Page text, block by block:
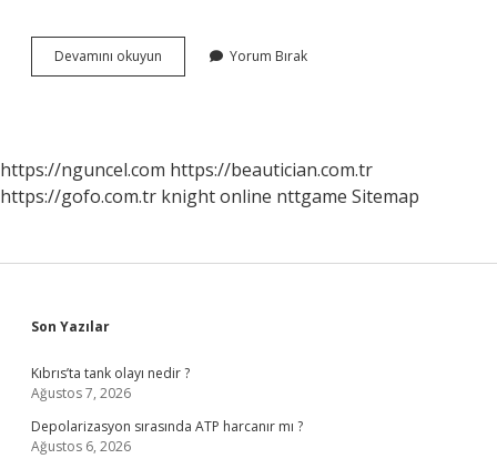
Devamını okuyun
Antrenmanı
Yorum Bırak
https://nguncel.com https://beautician.com.tr
https://gofo.com.tr knight online nttgame Sitemap
Sidebar
Son Yazılar
Kıbrıs’ta tank olayı nedir ?
Ağustos 7, 2026
Depolarizasyon sırasında ATP harcanır mı ?
Ağustos 6, 2026